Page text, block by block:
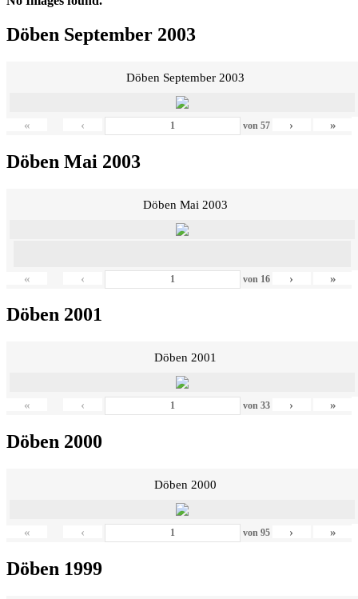
Döben September 2003
Döben September 2003
« ‹ von 57 › »
Döben Mai 2003
Döben Mai 2003
« ‹ von 16 › »
Döben 2001
Döben 2001
« ‹ von 33 › »
Döben 2000
Döben 2000
« ‹ von 95 › »
Döben 1999